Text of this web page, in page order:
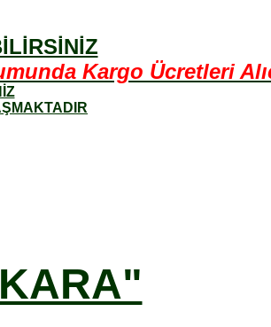
Kargo Ücretleri